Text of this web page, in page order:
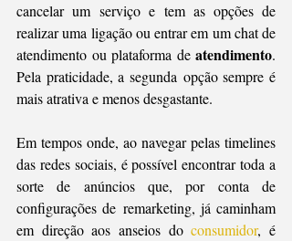
cancelar um serviço e tem as opções de
realizar uma ligação ou entrar em um chat de
atendimento ou plataforma de atendimento.
Pela praticidade, a segunda opção sempre é
mais atrativa e menos desgastante.
Em tempos onde, ao navegar pelas timelines
das redes sociais, é possível encontrar toda a
sorte de anúncios que, por conta de
configurações de remarketing, já caminham
em direção aos anseios do consumidor, é